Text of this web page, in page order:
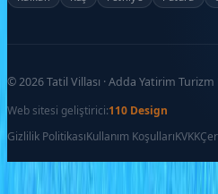
©2026Tatil Villası · Adda Yatirim
Web sitesi geliştirici:110 Design
Gizlilik PolitikasıKullanım KoşullarıKVKK